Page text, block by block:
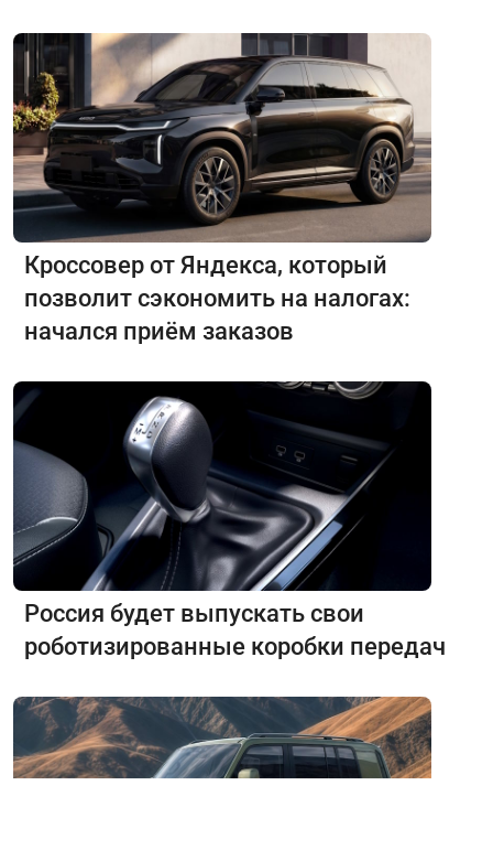
Кроссовер от Яндекса, который
позволит сэкономить на налогах:
начался приём заказов
Россия будет выпускать свои
роботизированные коробки передач